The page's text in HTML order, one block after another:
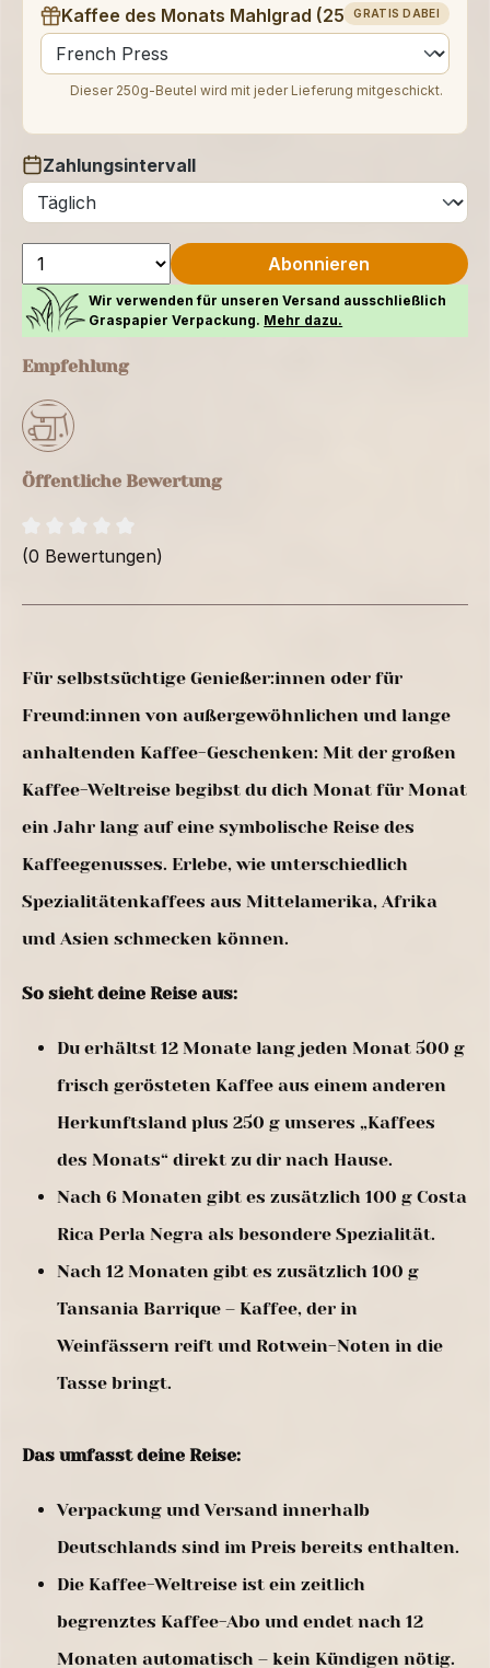
GRATIS DABEI
Kaffee des Monats Mahlgrad (250 g)
auswählen
Dieser 250g-Beutel wird mit jeder Lieferung mitgeschickt.
Zahlungsintervall
auswählen
Abonnieren
Wir verwenden für unseren Versand ausschließlich
Graspapier Verpackung. Mehr dazu.
Empfehlung
Öffentliche Bewertung
(0 Bewertungen)
Für selbstsüchtige Genießer:innen oder für
Freund:innen von außergewöhnlichen und lange
anhaltenden Kaffee-Geschenken: Mit der großen
Kaffee-Weltreise begibst du dich Monat für Monat
ein Jahr lang auf eine symbolische Reise des
Kaffeegenusses. Erlebe, wie unterschiedlich
Spezialitätenkaffees aus Mittelamerika, Afrika
und Asien schmecken können.
So sieht deine Reise aus:
Du erhältst 12 Monate lang jeden Monat 500 g
frisch gerösteten Kaffee aus einem anderen
Herkunftsland plus 250 g unseres „Kaffees
des Monats“ direkt zu dir nach Hause.
Nach 6 Monaten gibt es zusätzlich 100 g Costa
Rica Perla Negra als besondere Spezialität.
Nach 12 Monaten gibt es zusätzlich 100 g
Tansania Barrique – Kaffee, der in
Weinfässern reift und Rotwein-Noten in die
Tasse bringt.
Das umfasst deine Reise:
Verpackung und Versand innerhalb
Deutschlands sind im Preis bereits enthalten.
Die Kaffee-Weltreise ist ein zeitlich
begrenztes Kaffee-Abo und endet nach 12
Monaten automatisch – kein Kündigen nötig.